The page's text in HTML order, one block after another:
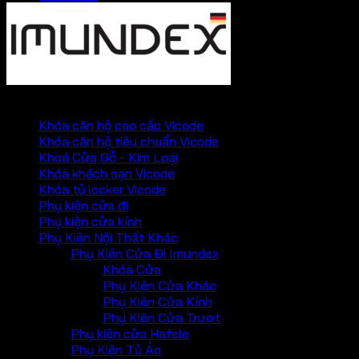
Khóa căn hộ cao cấp Vicode
Khóa căn hộ tiêu chuẩn Vicode
Khoá Cửa Gỗ - Kim Loại
Khóa khách sạn Vicode
Khóa tủ locker Vicode
Phụ kiện cửa đi
Phụ kiện cửa kính
Phụ Kiện Nội Thất Khác
Phụ Kiện Cửa Đi Imundex
Khóa Cửa
Phụ Kiện Cửa Khác
Phụ Kiện Cửa Kính
Phụ Kiện Cửa Trượt
Phụ kiện cửa Hafele
Phụ Kiện Tủ Áo